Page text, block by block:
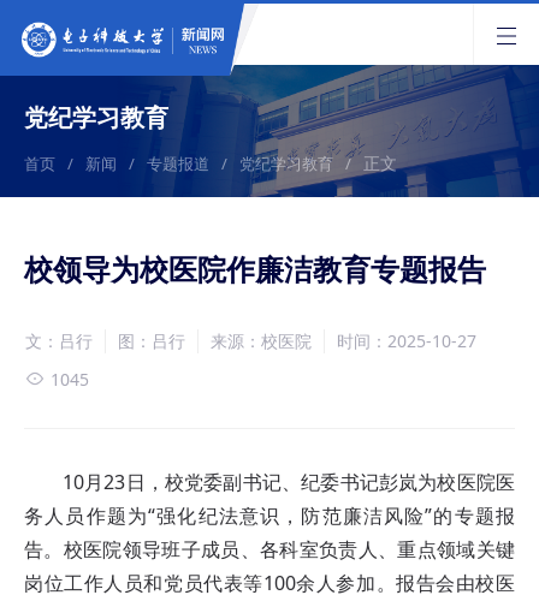
党纪学习教育
首页 / 新闻 / 专题报道 / 党纪学习教育 / 正文
校领导为校医院作廉洁教育专题报告
文：吕行 图：吕行 来源：校医院
时间：2025-10-27
1045
10月23日，校党委副书记、纪委书记彭岚为校医院医
务人员作题为“强化纪法意识，防范廉洁风险”的专题报
告。校医院领导班子成员、各科室负责人、重点领域关键
岗位工作人员和党员代表等100余人参加。报告会由校医